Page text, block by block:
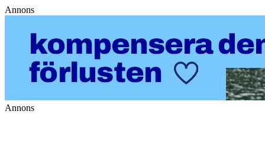
Annons
Annons